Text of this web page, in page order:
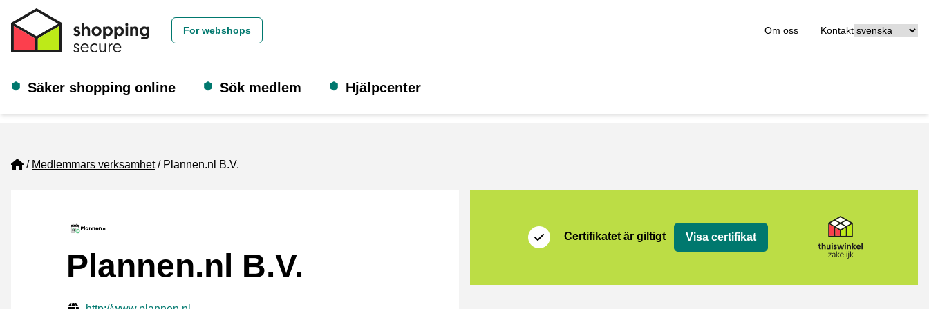
For webshops Om oss Kontakt
Säker shopping online Sök medlem Hjälpcenter
Home
Medlemmars verksamhet Plannen.nl B.V.
Plannen.nl B.V.
Certifikatet är giltigt Visa certifikat